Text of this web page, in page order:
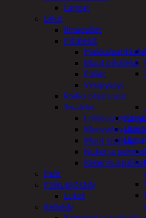
Langat
Lelut
Ilmapallot
Pihalelut
Muut pihalelut
Pallot
Vesipyssyt
Radio-ohjattavat
Sisälelut
Leikkiautot ja
Muovailuvahat
Muut sisälelut
Nuket ja
Rakennuspalikat
Pelit
Polkupyöräily
Lukot
Retkeily